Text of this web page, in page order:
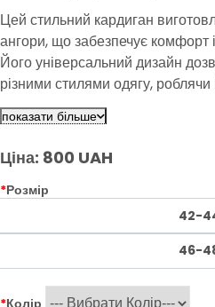
Цей стильний кардиган
ангори, що забезпечує комфорт
Його універсальний дизайн
різними стилями одягу,
для будь-якого випадку. Легкий
незамінним елементом вашого
показати більше
Ціна: 800 UAH
*Розмір
42-
46-